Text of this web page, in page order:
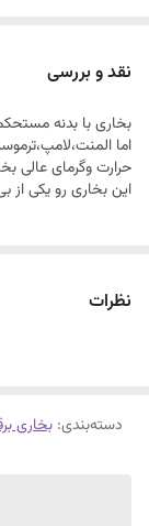
۱سال ضمانت کتبی ایران وترکیه،
۱۰سال خدمات وتامین قطعات.
نقد و بررسی
بخاری با بدنه مستحکم وبسته
اما المنت،لامپ،ترموستات
حرارت وگرمای عالی بخاری۳۰۰۰وات با بدنه
این بخاری رو یکی از
نظرات
دسته‌بندی: بخاری